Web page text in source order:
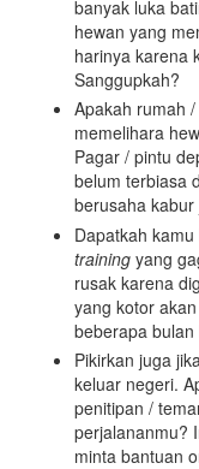
banyak luka
hewan yang
harinya karena
Sanggupkah?
Apakah rumah
memelihara
Pagar / pintu
belum terbiasa
berusaha kabur
Dapatkah
training yang
rusak karena
yang kotor
beberapa
Pikirkan juga
keluar negeri.
penitipan /
perjalananmu?
minta bantuan